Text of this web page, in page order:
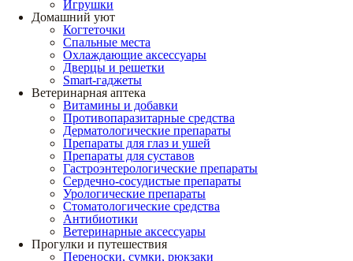
Игрушки
Домашний уют
Когтеточки
Спальные места
Охлаждающие аксессуары
Дверцы и решетки
Smart-гаджеты
Ветеринарная аптека
Витамины и добавки
Противопаразитарные средства
Дерматологические препараты
Препараты для глаз и ушей
Препараты для суставов
Гастроэнтерологические препараты
Сердечно-сосудистые препараты
Урологические препараты
Стоматологические средства
Антибиотики
Ветеринарные аксессуары
Прогулки и путешествия
Переноски, сумки, рюкзаки